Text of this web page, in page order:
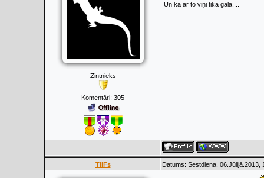
Zintnieks
Komentāri: 305
Un kā ar to viņi tika galā....
TiiFs Datums: Sestdiena,